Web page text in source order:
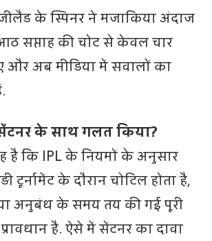
के स्पिनर ने मजाकिया अंदाज
सप्ताह की चोट से केवल चार
और अब मीडिया में सवालों का
के साथ गलत किया?
है कि IPL के नियमों के अनुसार
टूर्नामेंट के दौरान चोटिल होता है,
अनुबंध के समय तय की गई पूरी
है. ऐसे में सेंटनर का दावा